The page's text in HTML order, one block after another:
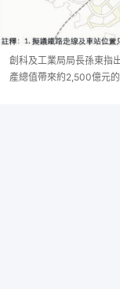
創科及工業局局長孫東指
產總值帶來約2,500億元